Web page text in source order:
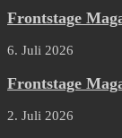
Frontstage
6. Juli 2026
Frontstage
2. Juli 2026